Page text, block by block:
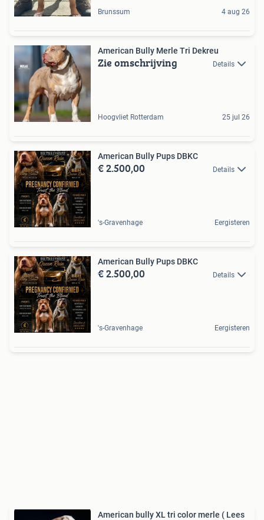
Brunssum 4 aug 26
American Bully Merle Tri Dekreu
Zie omschrijving Details
Hoogvliet Rotterdam 25 jul 26
American Bully Pups DBKC
€ 2.500,00 Details
's-Gravenhage Eergisteren
American Bully Pups DBKC
€ 2.500,00 Details
's-Gravenhage Eergisteren
American bully XL tri color merle ( Lees